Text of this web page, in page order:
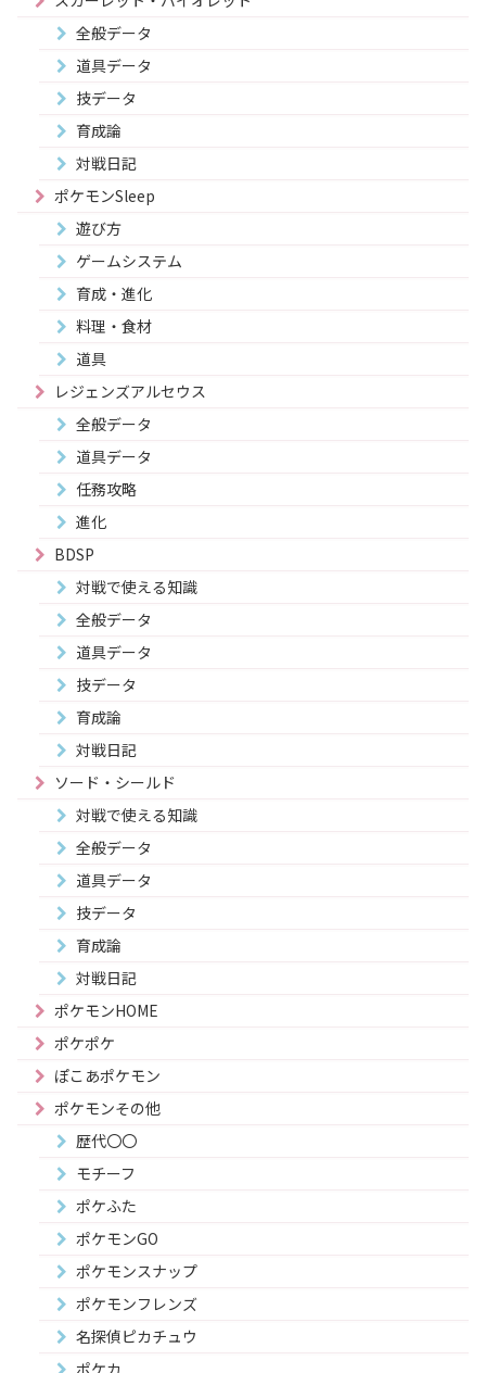
全般データ
道具データ
技データ
育成論
対戦日記
ポケモンSleep
遊び方
ゲームシステム
育成・進化
料理・食材
道具
レジェンズアルセウス
全般データ
道具データ
任務攻略
進化
BDSP
対戦で使える知識
全般データ
道具データ
技データ
育成論
対戦日記
ソード・シールド
対戦で使える知識
全般データ
道具データ
技データ
育成論
対戦日記
ポケモンHOME
ポケポケ
ぽこあポケモン
ポケモンその他
歴代〇〇
モチーフ
ポケふた
ポケモンGO
ポケモンスナップ
ポケモンフレンズ
名探偵ピカチュウ